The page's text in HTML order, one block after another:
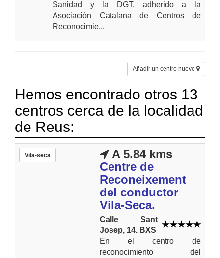
Sanidad y la DGT, adherido a la
Asociación Catalana de Centros de
Reconocimie...
Añadir un centro nuevo
Hemos encontrado otros 13
centros cerca de la localidad
de Reus:
Vila-seca
A 5.84 kms
Centre de
Reconeixement
del conductor
Vila-Seca.
Calle Sant
Josep, 14. BXS
En el centro de
reconocimiento del